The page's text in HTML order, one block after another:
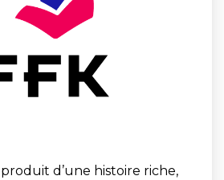
d’une histoire riche,